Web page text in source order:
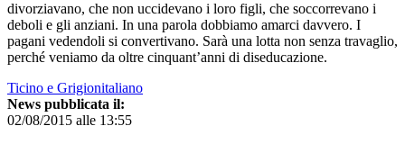
divorziavano, che non uccidevano i loro figli, che soccorrevano i
deboli e gli anziani. In una parola dobbiamo amarci davvero. I
pagani vedendoli si convertivano. Sarà una lotta non senza travaglio,
perché veniamo da oltre cinquant’anni di diseducazione.
Ticino e Grigionitaliano
News pubblicata il:
02/08/2015 alle 13:55